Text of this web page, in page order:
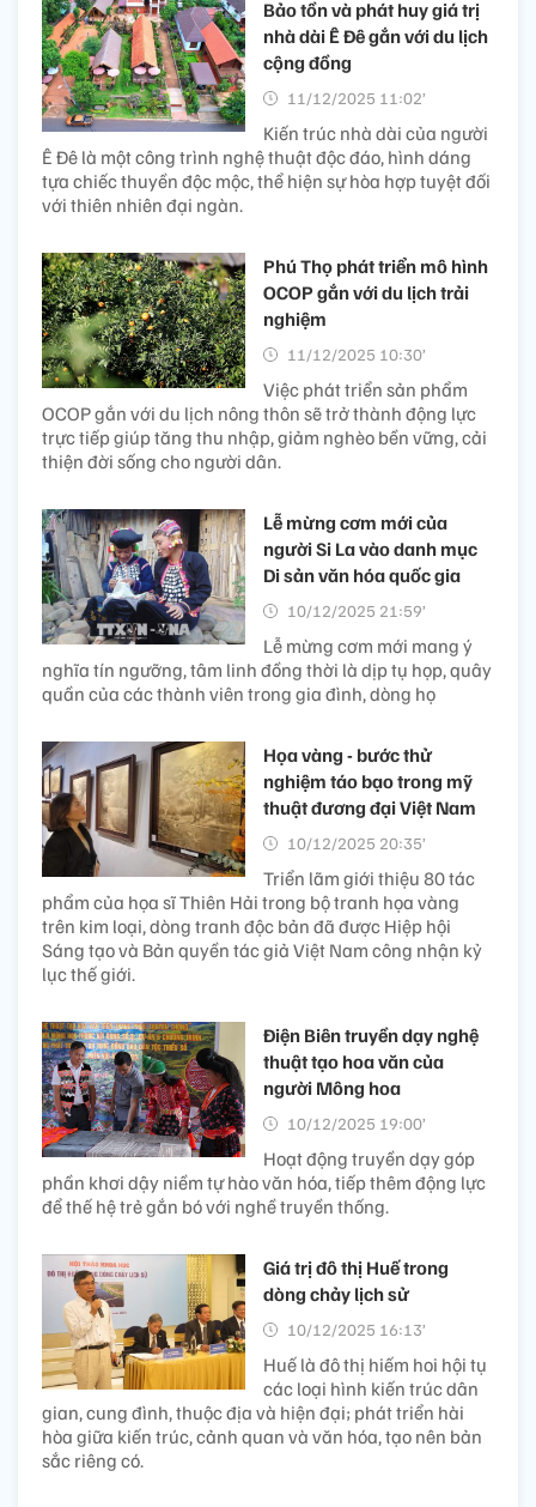
Bảo tồn và phát huy giá trị
nhà dài Ê Đê gắn với du lịch
cộng đồng
11/12/2025 11:02’
Kiến trúc nhà dài của người
Ê Đê là một công trình nghệ thuật độc đáo, hình dáng
tựa chiếc thuyền độc mộc, thể hiện sự hòa hợp tuyệt đối
với thiên nhiên đại ngàn.
Phú Thọ phát triển mô hình
OCOP gắn với du lịch trải
nghiệm
11/12/2025 10:30’
Việc phát triển sản phẩm
OCOP gắn với du lịch nông thôn sẽ trở thành động lực
trực tiếp giúp tăng thu nhập, giảm nghèo bền vững, cải
thiện đời sống cho người dân.
Lễ mừng cơm mới của
người Si La vào danh mục
Di sản văn hóa quốc gia
10/12/2025 21:59’
Lễ mừng cơm mới mang ý
nghĩa tín ngưỡng, tâm linh đồng thời là dịp tụ họp, quây
quần của các thành viên trong gia đình, dòng họ
Họa vàng - bước thử
nghiệm táo bạo trong mỹ
thuật đương đại Việt Nam
10/12/2025 20:35’
Triển lãm giới thiệu 80 tác
phẩm của họa sĩ Thiên Hải trong bộ tranh họa vàng
trên kim loại, dòng tranh độc bản đã được Hiệp hội
Sáng tạo và Bản quyền tác giả Việt Nam công nhận kỷ
lục thế giới.
Điện Biên truyền dạy nghệ
thuật tạo hoa văn của
người Mông hoa
10/12/2025 19:00’
Hoạt động truyền dạy góp
phần khơi dậy niềm tự hào văn hóa, tiếp thêm động lực
để thế hệ trẻ gắn bó với nghề truyền thống.
Giá trị đô thị Huế trong
dòng chảy lịch sử
10/12/2025 16:13’
Huế là đô thị hiếm hoi hội tụ
các loại hình kiến trúc dân
gian, cung đình, thuộc địa và hiện đại; phát triển hài
hòa giữa kiến trúc, cảnh quan và văn hóa, tạo nên bản
sắc riêng có.